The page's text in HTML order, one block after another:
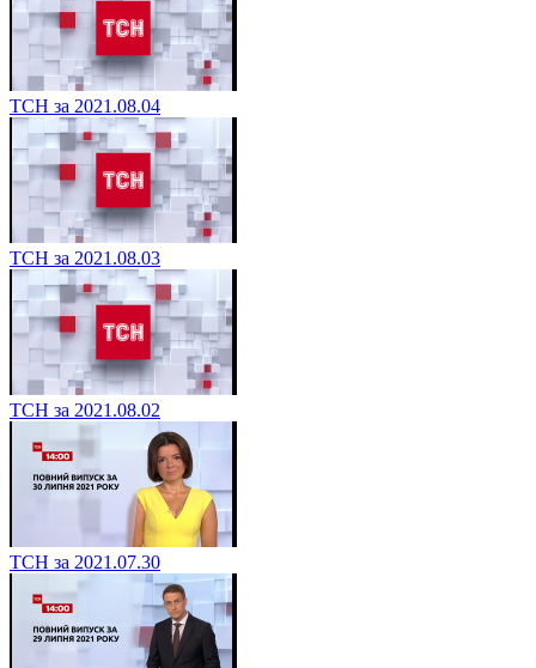
ТСН за 2021.08.04
ТСН за 2021.08.03
ТСН за 2021.08.02
ТСН за 2021.07.30